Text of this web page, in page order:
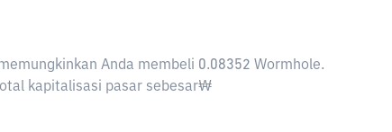
Anda membeli 0.08352 Wormhole.
kapitalisasi pasar sebesar₩